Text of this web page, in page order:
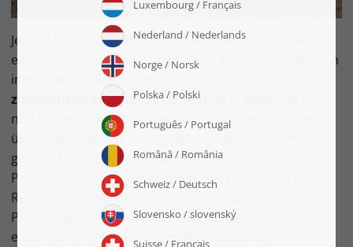
Jede SMART-Box enthält eine feste Menge präzise
einsortierter Puzzleteilchen. Diese sind nicht willkürlich
in der kleinen Box gelandet, sondern bilden ein
zusammenhängendes Segment
nun für euch? Ab sofort müsst ihr nicht mehr lange
überlegen, welches Teil an welche Stelle eures Puzzles
gehört. Nehmt einfach Puzzleteilchen für
Puzzleteilchen aus der Box und legt sie exakt in dieser
Reihenfolge aneinander. Für ein müheloses
Puzzleerlebnis haben unsere Schächtelchen extra
einen perforierten Rand erhalten, sodass sie